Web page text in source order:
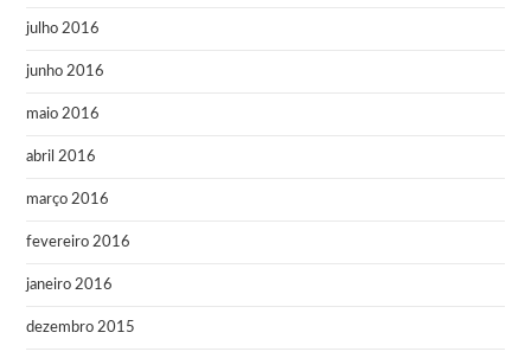
julho 2016
junho 2016
maio 2016
abril 2016
março 2016
fevereiro 2016
janeiro 2016
dezembro 2015